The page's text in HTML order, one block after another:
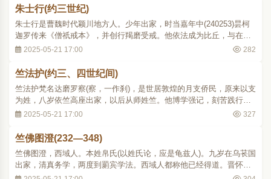
渡到东吴。在那里他得到从事翻译的机会，从..
朱士行(约三世纪)
朱士行是曹魏时代颖川地方人。少年出家，时当嘉年中(240253)昙柯
迦罗传来《僧祇戒本》，并创行羯磨受戒。他依法成为比丘，与在他
以前仅仅以离俗为僧的有别。从这一点上，后人也将他当作汉土真正
行般若》，他在洛阳便常常讲此经。但《道行..
2025-05-21 17:00 282
竺法护(约三、四世纪间)
竺法护梵名达磨罗察(察，一作刹)，是世居敦煌的月支侨民，原来以支
为姓，八岁依竺高座出家，以后从师姓竺。他博学强记，刻苦践行，
深感当时(曹魏末)佛教徒只重视寺庙图像，而忽略了西域大乘经典的传
搜集到大量经典原本，回到长安。从晋武..
2025-05-21 17:00 327
竺佛图澄(232—348)
竺佛图澄，西域人。本姓帛氏(以姓氏论，应是龟兹人)。九岁在乌苌国
出家，清真务学，两度到罽宾学法。西域人都称他已经得道。晋怀帝
永嘉四年 (310)来到洛阳，时年已七十九。他能诵经数十万言，善解文